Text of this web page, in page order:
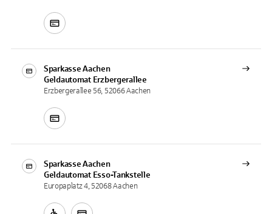
Sparkasse Aachen
Geldautomat Erzbergerallee
Erzbergerallee 56, 52066 Aachen
Sparkasse Aachen
Geldautomat Esso-Tankstelle
Europaplatz 4, 52068 Aachen